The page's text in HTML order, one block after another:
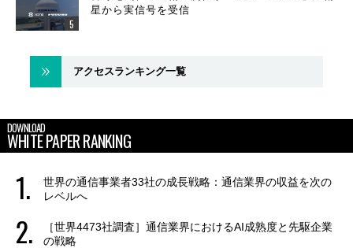
星から実信号を受信
アクセスランキング一覧
DOWNLOAD
WHITE PAPER RANKING
世界の通信事業者33社の成長戦略：通信業界の収益を次の
レベルへ
［世界4473社調査］通信業界におけるAI成熟度と先駆企業
の戦略